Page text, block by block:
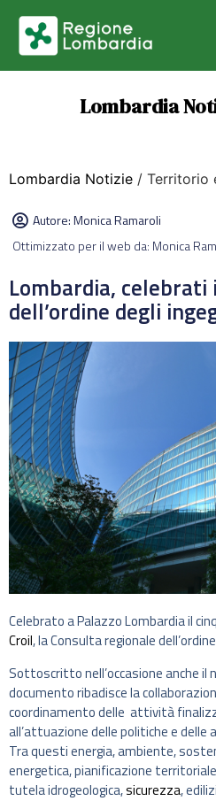
Lombardia
Lombardia Notizie / Territorio
Autore:Monica Ramaroli
Ottimizzato per il web da: Monica
Lombardia,
dell’ordine degli
Celebrato a Palazzo Lombardia il
Croil, la Consulta regionale
Sottoscritto nell’occasione anche il
documento ribadisce la
coordinamento delle attività
all’attuazione delle politiche e delle
Tra questi energia, ambiente,
energetica, pianificazione
tutela idrogeologica,sicurezza,